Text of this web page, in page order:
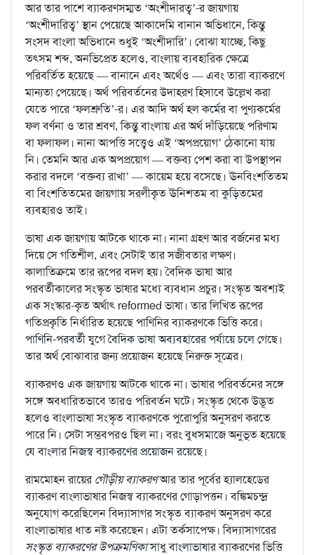
আর তার পাশে ব্যাকরণসম্মত ‘অংশীদারত্ব’-র জায়গায়
‘অংশীদারিত্ব’ স্থান পেয়েছে আকাদেমি বানান অভিধানে, কিন্তু
সংসদ বাংলা অভিধানে শুধুই ‘অংশীদারি’। বোঝা যাচ্ছে, কিছু
তৎসম শব্দ, অনভিপ্রেত হলেও, বাংলায় ব্যবহারিক ক্ষেত্রে
পরিবর্তিত হয়েছে — বানানে এবং অর্থেও — এবং তারা ব্যাকরণে
মান্যতা পেয়েছে। অর্থ পরিবর্তনের উদাহরণ হিসাবে উল্লেখ করা
যেতে পারে ‘ফলশ্রুতি’-র। এর আদি অর্থ হল কর্মের বা পুণ্যকর্মের
ফল বর্ণনা ও তার শ্রবণ, কিন্তু বাংলায় এর অর্থ দাঁড়িয়েছে পরিণাম
বা ফলাফল। নানা আপত্তি সত্ত্বেও এই ‘অপপ্রয়োগ’ ঠেকানো যায়
নি। তেমনি আর এক অপপ্রয়োগ — বক্তব্য পেশ করা বা উপস্থাপন
করার বদলে ‘বক্তব্য রাখা’ — কায়েম হয়ে বসেছে। ঊনবিংশতিতম
বা বিংশতিতমের জায়গায় সরলীকৃত ঊনিশতম বা কুড়িতমের
ব্যবহারও তাই।
ভাষা এক জায়গায় আটকে থাকে না। নানা গ্রহণ আর বর্জনের মধ্য
দিয়ে সে গতিশীল, এবং সেটাই তার সজীবতার লক্ষণ।
কালাতিক্রমে তার রূপের বদল হয়। বৈদিক ভাষা আর
পরবর্তীকালের সংস্কৃত ভাষার মধ্যে ব্যবধান প্রচুর। সংস্কৃত অবশ্যই
এক সংস্কার-কৃত অর্থাৎ reformed ভাষা। তার লিখিত রূপের
গতিপ্রকৃতি নির্ধারিত হয়েছে পাণিনির ব্যাকরণকে ভিত্তি করে।
পাণিনি-পরবর্তী যুগে বৈদিক ভাষা অব্যবহারের পর্যায়ে চলে গেছে।
তার অর্থ বোঝাবার জন্য প্রয়োজন হয়েছে নিরুক্ত সূত্রের।
ব্যাকরণও এক জায়গায় আটকে থাকে না। ভাষার পরিবর্তনের সঙ্গে
সঙ্গে অবধারিতভাবে তারও পরিবর্তন ঘটে। সংস্কৃত থেকে উদ্ভূত
হলেও বাংলাভাষা সংস্কৃত ব্যাকরণকে পুরোপুরি অনুসরণ করতে
পারে নি। সেটা সম্ভবপরও ছিল না। বরং বুধসমাজে অনুভূত হয়েছে
যে বাংলার নিজস্ব ব্যাকরণের প্রয়োজন রয়েছে।
রামমোহন রায়েরগৌড়ীয় ব্যাকরণআর তার পূর্বের হ্যালহেডের
ব্যাকরণ বাংলাভাষার নিজস্ব ব্যাকরণের গোড়াপত্তন। বঙ্কিমচন্দ্র
অনুযোগ করেছিলেন বিদ্যাসাগর সংস্কৃত ব্যাকরণ অনুসরণ করে
বাংলাভাষার ধাত নষ্ট করেছেন। এটা তর্কসাপেক্ষ। বিদ্যাসাগরের
সংস্কৃত ব্যাকরণের উপক্রমণিকাসাধু বাংলাভাষার ব্যাকরণের ভিত্তি